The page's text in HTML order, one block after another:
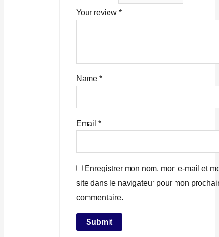
Your review*
Name*
Email*
Enregistrer mon nom, mon e-mail et
site dans le navigateur pour mon
commentaire.